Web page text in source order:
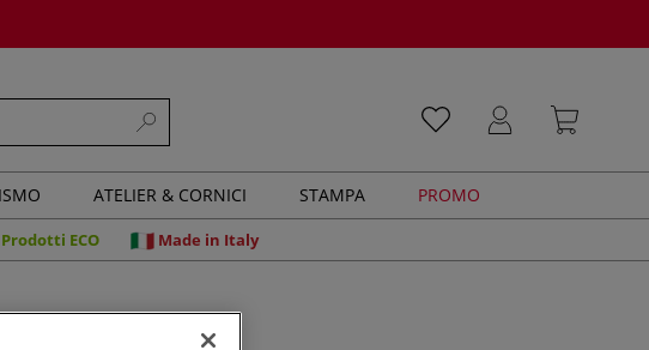
ATELIER & CORNICI STAMPA PROMO
Prodotti ECO Made in Italy